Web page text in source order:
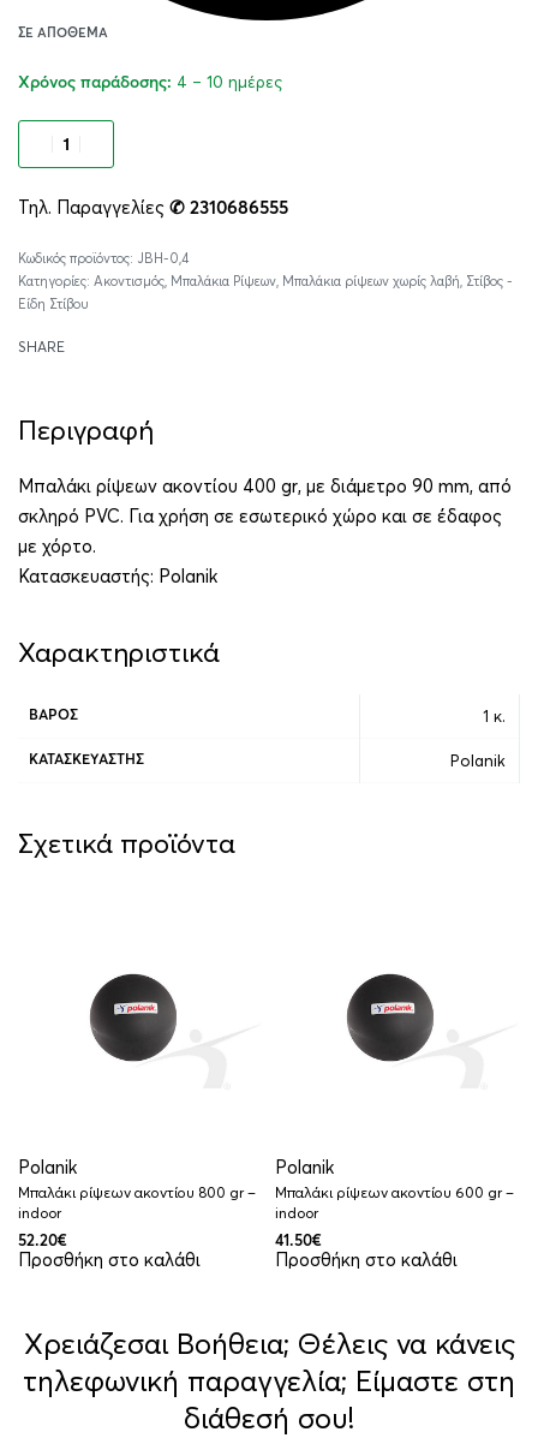
ΣΕ ΑΠΌΘΕΜΑ
Χρόνος παράδοσης: 4 – 10 ημέρες
Τηλ. Παραγγελίες ✆ 2310686555
JBH-0,4
Κατηγορίες: Ακοντισμός Μπαλάκια Ρίψεων Μπαλάκια ρίψεων χωρίς λαβή Στίβος -
Είδη Στίβου
SHARE
Περιγραφή
Μπαλάκι ρίψεων ακοντίου 400 gr, με διάμετρο 90 mm, από
σκληρό PVC. Για χρήση σε εσωτερικό χώρο και σε έδαφος
με χόρτο.
Κατασκευαστής: Polanik
Χαρακτηριστικά
ΒΆΡΟΣ 1 κ.
ΚΑΤΑΣΚΕΥΑΣΤΉΣ Polanik
Σχετικά προϊόντα
Polanik
Μπαλάκι ρίψεων ακοντίου 800 gr –
indoor
52.20€
Προσθήκη στο καλάθι
Polanik
Μπαλάκι ρίψεων ακοντίου 600 gr –
indoor
41.50€
Προσθήκη στο καλάθι
Χρειάζεσαι Βοήθεια; Θέλεις να κάνεις
τηλεφωνική παραγγελία; Είμαστε στη
διάθεσή σου!